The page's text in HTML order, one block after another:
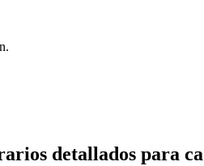
detallados para